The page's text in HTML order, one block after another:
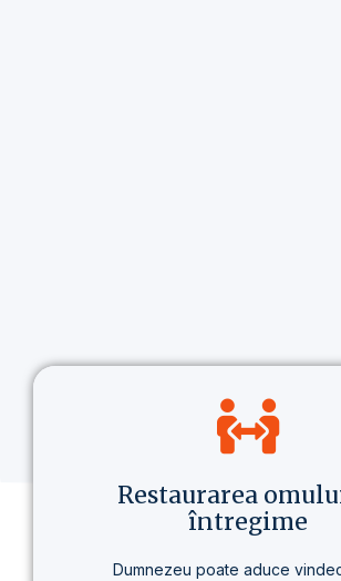
Restaurarea
întregime
Dumnezeu poate aduce